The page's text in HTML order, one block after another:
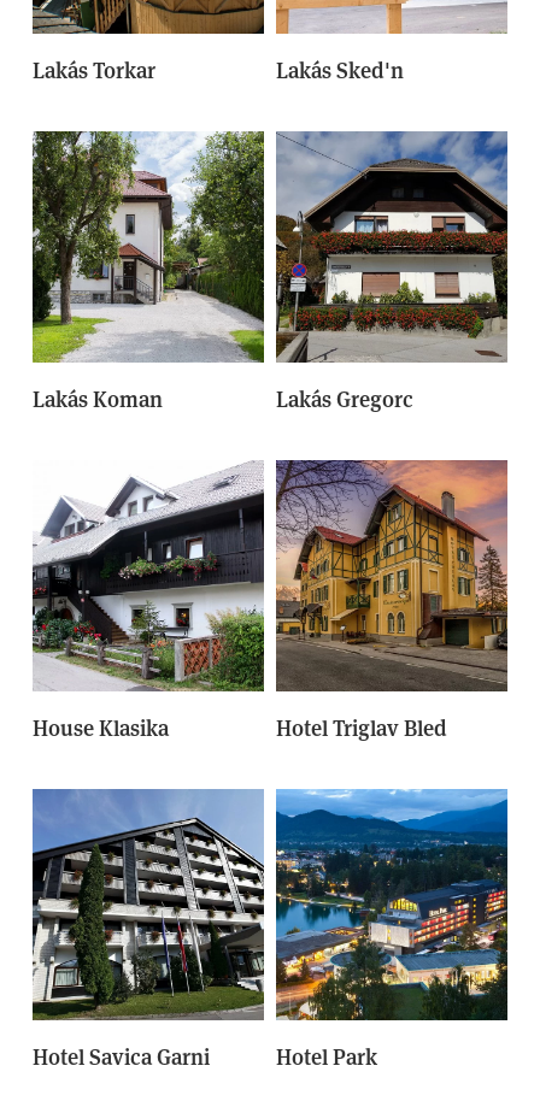
Lakás Torkar Lakás Sked'n
Lakás Koman Lakás Gregorc
House Klasika Hotel Triglav Bled
Hotel Savica Garni Hotel Park